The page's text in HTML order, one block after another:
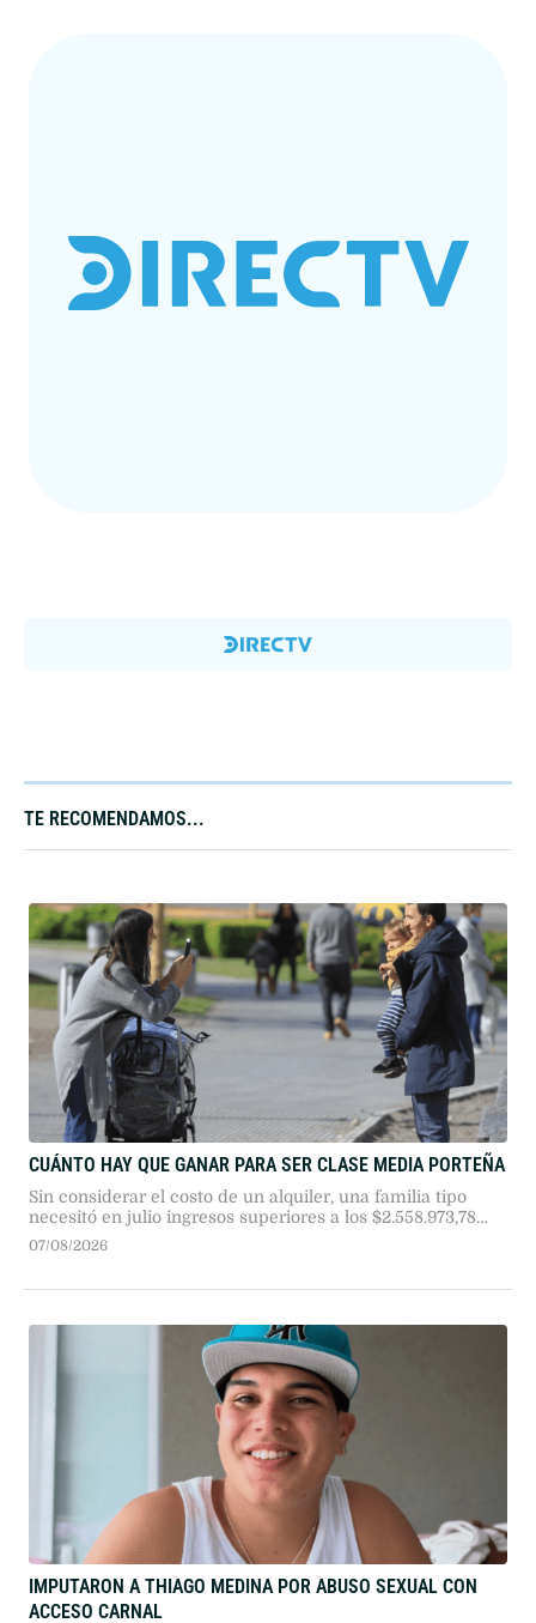
TE RECOMENDAMOS...
CUÁNTO HAY QUE GANAR PARA SER CLASE MEDIA PORTEÑA
Sin considerar el costo de un alquiler, una familia tipo
necesitó en julio ingresos superiores a los $2.558.973,78
para integrar el sector medio en la Ciudad de Buenos
07/08/2026
IMPUTARON A THIAGO MEDINA POR ABUSO SEXUAL CON
ACCESO CARNAL